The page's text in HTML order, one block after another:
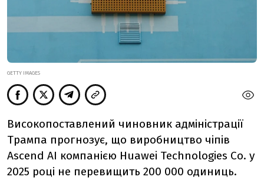
GETTY IMAGES
Високопоставлений чиновник адміністрації
Трампа прогнозує, що виробництво чіпів
Ascend AI компанією Huawei Technologies Co. у
2025 році не перевищить 200 000 одиниць.